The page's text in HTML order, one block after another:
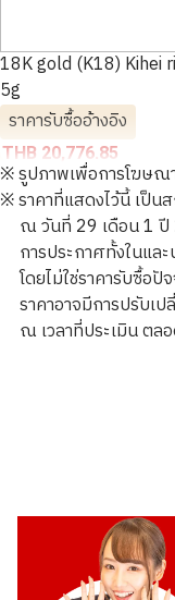
18K gold (K18) Kihei
5g
ราคารับซื้ออ้างอิง
THB 20,776.85
※ รูปภาพเพื่อการโฆษณ
※ ราคาที่แสดงไว้นี้ เป็น
ณ วันที่ 29 เดือน 1 ปี
การประกาศทั้งในแ
โดยไม่ใช่ราคารับซื้อปั
ราคาอาจมีการปรับเ
ณ เวลาที่ประเมิน ต